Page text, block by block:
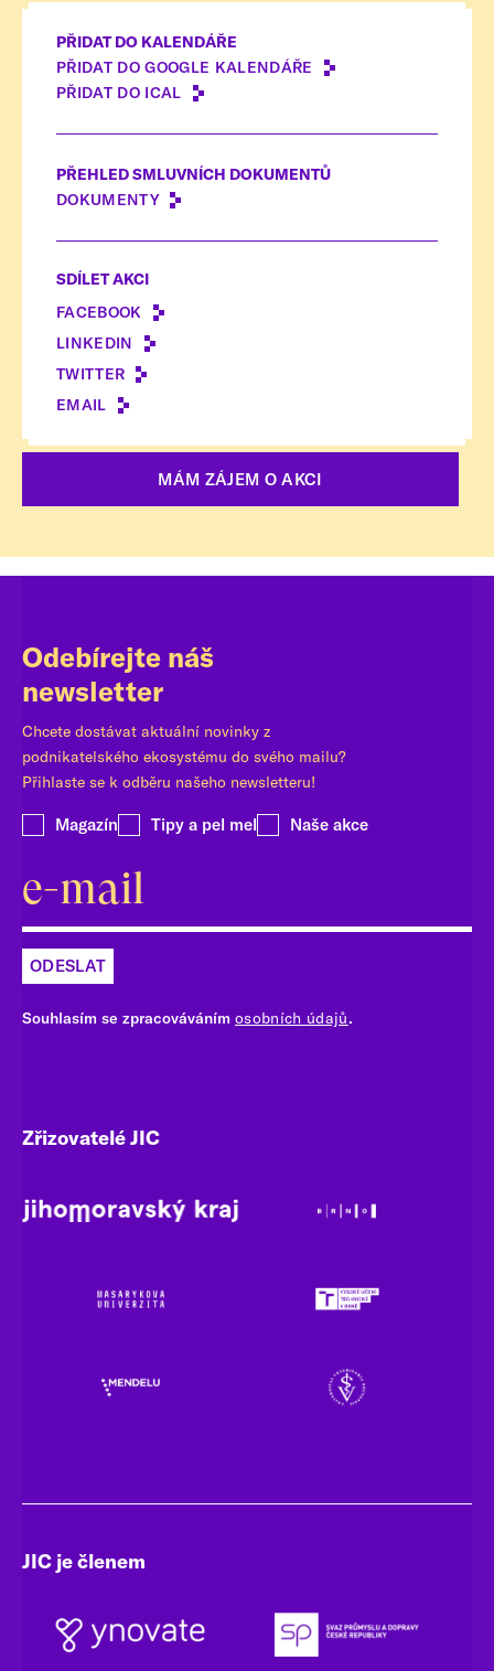
PŘIDAT DO KALENDÁŘE
PŘIDAT DO GOOGLE KALENDÁŘE
PŘIDAT DO ICAL
PŘEHLED SMLUVNÍCH DOKUMENTŮ
DOKUMENTY
SDÍLET AKCI
FACEBOOK
LINKEDIN
TWITTER
EMAIL
MÁM ZÁJEM O AKCI
Odebírejte náš
newsletter
Chcete dostávat aktuální novinky z
podnikatelského ekosystému do svého mailu?
Přihlaste se k odběru našeho newsletteru!
Magazín Tipy a pel mel Naše akce
ODESLAT
Souhlasím se zpracováváním osobních údajů.
Zřizovatelé JIC
JIC je členem